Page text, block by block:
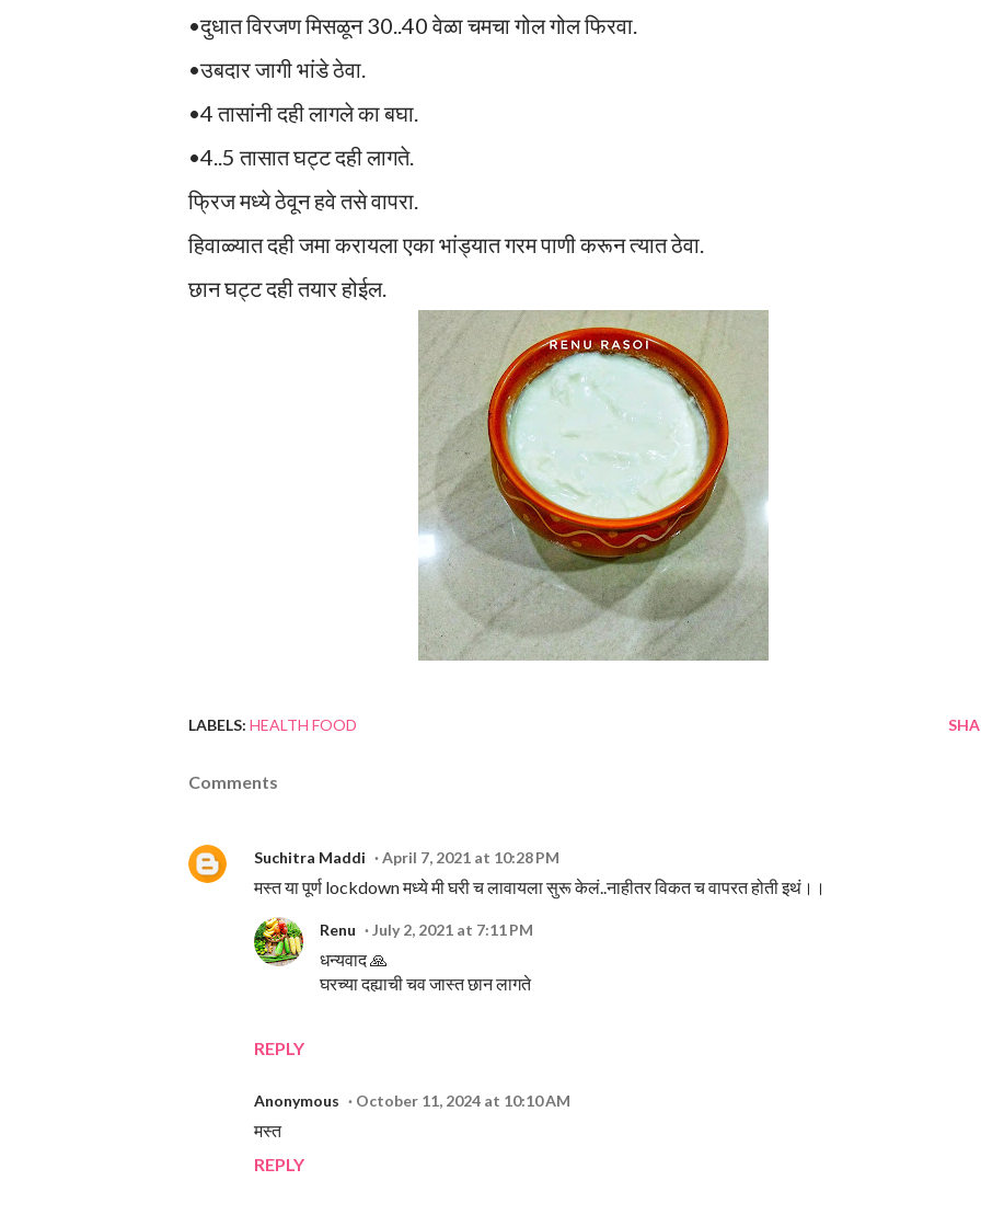
•दुधात विरजण मिसळून 30..40 वेळा चमचा गोल गोल फिरवा.
•उबदार जागी भांडे ठेवा.
•4 तासांनी दही लागले का बघा.
•4..5 तासात घट्ट दही लागते.
फ्रिज मध्ये ठेवून हवे तसे वापरा.
हिवाळ्यात दही जमा करायला एका भांड्यात गरम पाणी करून त्यात ठेवा.
छान घट्ट दही तयार होईल.
LABELS: HEALTH FOOD
Comments
Suchitra Maddi April 7, 2021 at 10:28 PM
मस्त या पूर्ण lockdown मध्ये मी घरी च लावायला सुरू केलं..नाहीतर विकत च वापरत होती इथं।।
REPLY
Renu July 2, 2021 at 7:11 PM
धन्यवाद 🙏
घरच्या दह्याची चव जास्त छान लागते
Anonymous October 11, 2024 at 10:10 AM
मस्त
REPLY